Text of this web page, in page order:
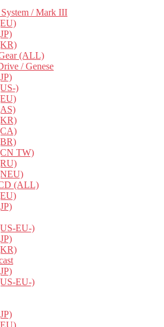
/ Mark III
(ALL)
/ Genese
)
TW)
(ALL)
EU-)
EU-)